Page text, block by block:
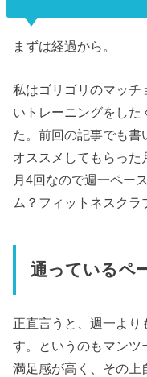
まずは経過から。
私はゴリゴリのマッチ
いトレーニングをした
た。前回の記事でも
オススメしてもらった
月4回なので週一ペー
ム？フィットネスクラ
通っているペ
正直言うと、週一より
す。というのもマンツ
満足感が高く、その上